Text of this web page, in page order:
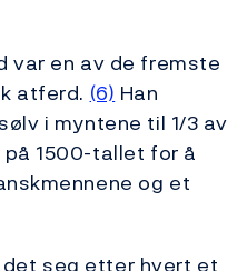
var en av de fremste
atferd. (6) Han
i myntene til 1/3 av
1500-tallet for å
og et